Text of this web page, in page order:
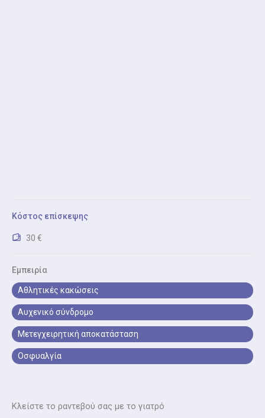
Κόστος επίσκεψης
30 €
Εμπειρία
Αθλητικές κακώσεις
Αυχενικό σύνδρομο
Μετεγχειρητική αποκατάσταση
Οσφυαλγία
Αντιμετώπιση Κακής Στάσης Σώματος
στη σωστή στάση και εργονομία για πρόληψη
μυοσκελετικών πόνων.
Κλείστε το ραντεβού σας με το γιατρό